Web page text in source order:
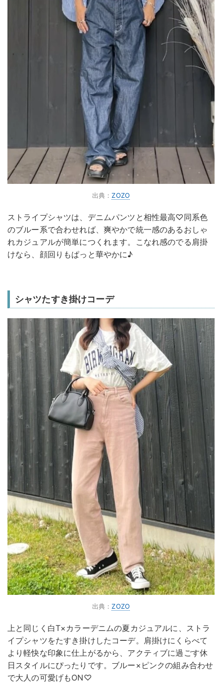
出典：ZOZO
ストライプシャツは、デニムパンツと相性最高♡同系色
のブルー系で合わせれば、爽やかで統一感のあるおしゃ
れカジュアルが簡単につくれます。こなれ感のでる肩掛
けなら、顔回りもぱっと華やかに♪
シャツたすき掛けコーデ
出典：ZOZO
上と同じく白T×カラーデニムの夏カジュアルに、ストラ
イプシャツをたすき掛けしたコーデ。肩掛けにくらべて
より軽快な印象に仕上がるから、アクティブに過ごす休
日スタイルにぴったりです。ブルー×ピンクの組み合わせ
で大人の可愛げもON♡